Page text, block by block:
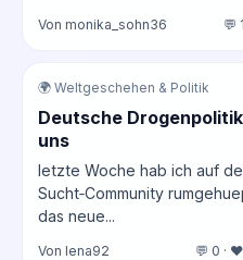
Von monika_sohn36 💬
🌍 Weltgeschehen & Politik
Deutsche
uns
letzte Woche hab ich auf
Sucht‑Community
das neue...
Von lena92 💬 0 ·